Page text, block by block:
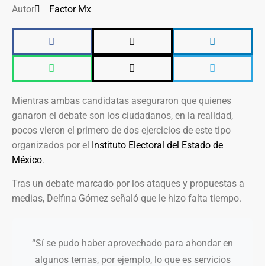
Autor Factor Mx
Mientras ambas candidatas aseguraron que quienes
ganaron el debate son los ciudadanos, en la realidad,
pocos vieron el primero de dos ejercicios de este tipo
organizados por el Instituto Electoral del Estado de
México.
Tras un debate marcado por los ataques y propuestas a
medias, Delfina Gómez señaló que le hizo falta tiempo.
“Sí se pudo haber aprovechado para ahondar en
algunos temas, por ejemplo, lo que es servicios